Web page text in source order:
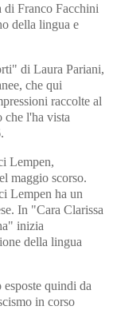
di Franco Facchini
della lingua e
di Laura Pariani,
che qui
raccolte al
l'ha vista
Lempen,
maggio scorso.
Lempen ha un
In "Cara Clarissa
inizia
della lingua
quindi da
in corso